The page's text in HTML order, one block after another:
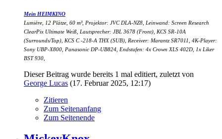
Mein HEIMKINO
Lumière, 12 Plätze, 60 m³, Projektor: JVC DLA-NZ8, Leinwand: Screen Research
ClearPix Ultimate Weiß, Lautsprecher: JBL 3678 (Front), KCS SR-10A
(Surrounds/Top), KCS C -218-A THX (SUB), Receiver: Marantz SR7011, 4K-Player:
Sony UBP-X800, Panasonic DP-UB824, Endstufen: 4x Crown XLS 402D, 1x Liker
BST 930,
Dieser Beitrag wurde bereits 1 mal editiert, zuletzt von
George Lucas (17. Februar 2025, 12:17)
Zitieren
Zum Seitenanfang
Zum Seitenende